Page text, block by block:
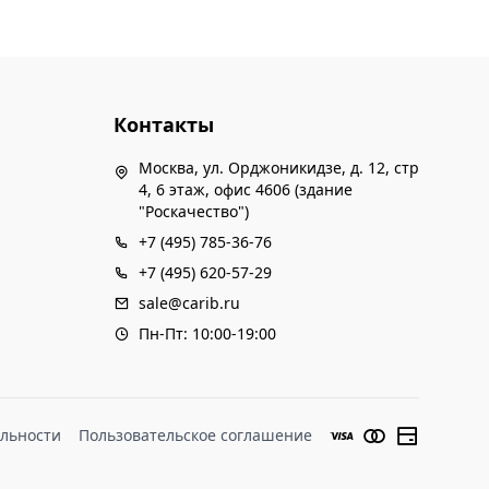
Контакты
Москва, ул. Орджоникидзе, д. 12, стр
4, 6 этаж, офис 4606 (здание
"Роскачество")
+7 (495) 785-36-76
+7 (495) 620-57-29
sale@carib.ru
Пн-Пт: 10:00-19:00
Пользовательское соглашение